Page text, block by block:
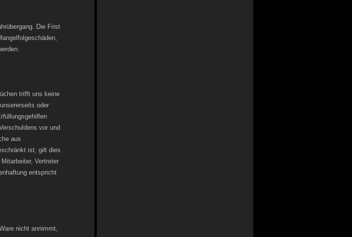
Die Frist
trifft uns keine
oder
vor und
aus
ist, gilt dies
Vertreter
entspricht
nicht annimmt,